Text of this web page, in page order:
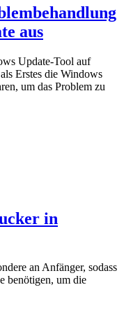
aus
Update-Tool auf
Erstes die Windows
um das Problem zu
in
an Anfänger, sodass
benötigen, um die